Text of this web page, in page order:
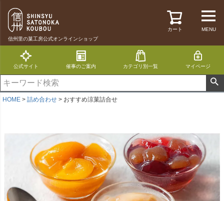
信州里の菓工房公式オンラインショップ
カート MENU
公式サイト 催事のご案内 カテゴリ別一覧 マイページ
HOME 詰め合わせ おすすめ涼菓詰合せ